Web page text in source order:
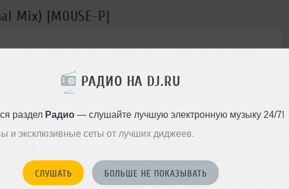
РАДИО НА DJ.RU
раздел Радио— слушайте лучшую электронную музыку 24/7!
и эксклюзивные сеты от лучших диджеев.
СЛУШАТЬ БОЛЬШЕ НЕ ПОКАЗЫВАТЬ
Mix) [MOUSE-P]
[MOUSE-P]
АРТИСТА